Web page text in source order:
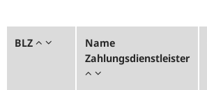
BLZ
Name
Zahlungsdienstleister